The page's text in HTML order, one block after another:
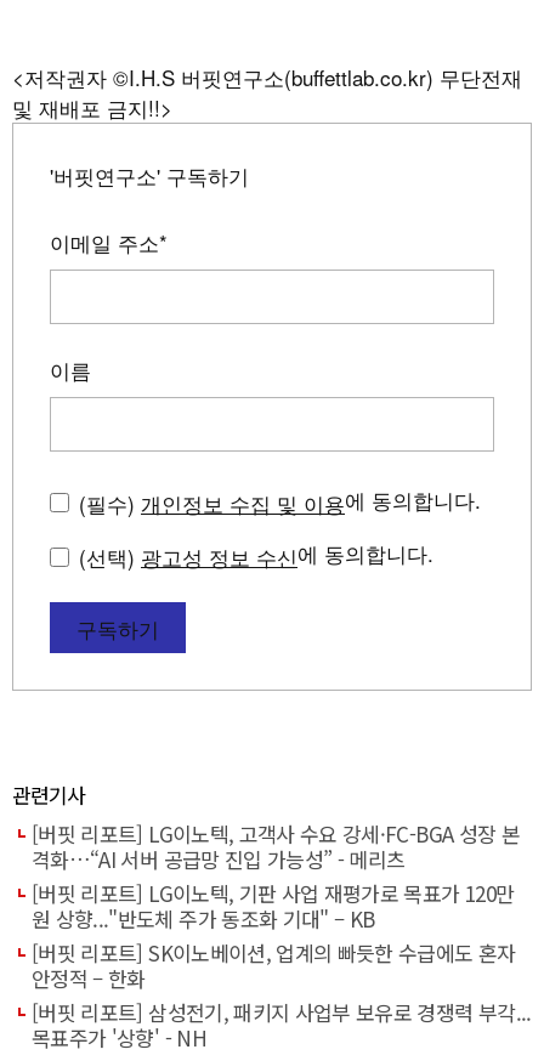
<저작권자 ©I.H.S 버핏연구소(buffettlab.co.kr) 무단전재
및 재배포 금지!!>
'버핏연구소' 구독하기
이메일 주소*
이름
(필수) 개인정보 수집 및 이용에 동의합니다.
(선택) 광고성 정보 수신에 동의합니다.
구독하기
관련기사
[버핏 리포트] LG이노텍, 고객사 수요 강세·FC-BGA 성장 본
격화…“AI 서버 공급망 진입 가능성” - 메리츠
[버핏 리포트] LG이노텍, 기판 사업 재평가로 목표가 120만
원 상향..."반도체 주가 동조화 기대" – KB
[버핏 리포트] SK이노베이션, 업계의 빠듯한 수급에도 혼자
안정적 – 한화
[버핏 리포트] 삼성전기, 패키지 사업부 보유로 경쟁력 부각...
목표주가 '상향' - NH